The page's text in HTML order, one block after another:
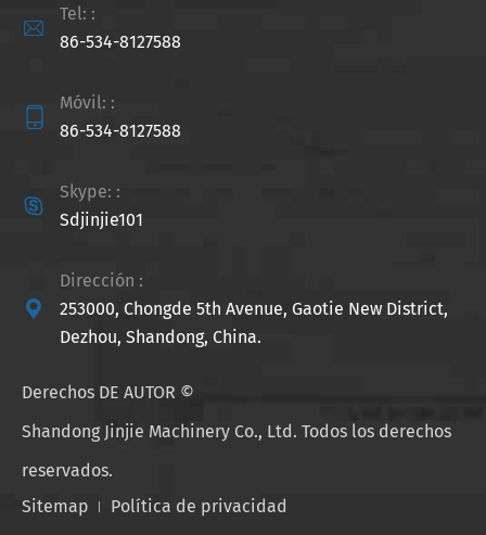

Tel: :
86-534-8127588

Móvil: :
86-534-8127588

Skype: :
Sdjinjie101

Dirección :
253000, Chongde 5th Avenue, Gaotie New District,
Dezhou, Shandong, China.
Derechos DE AUTOR ©
Shandong Jinjie Machinery Co., Ltd. Todos los derechos
reservados.
Sitemap
Política de privacidad